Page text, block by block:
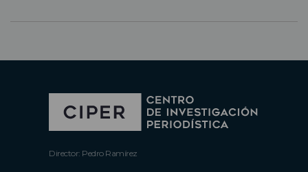
Director: Pedro Ramírez